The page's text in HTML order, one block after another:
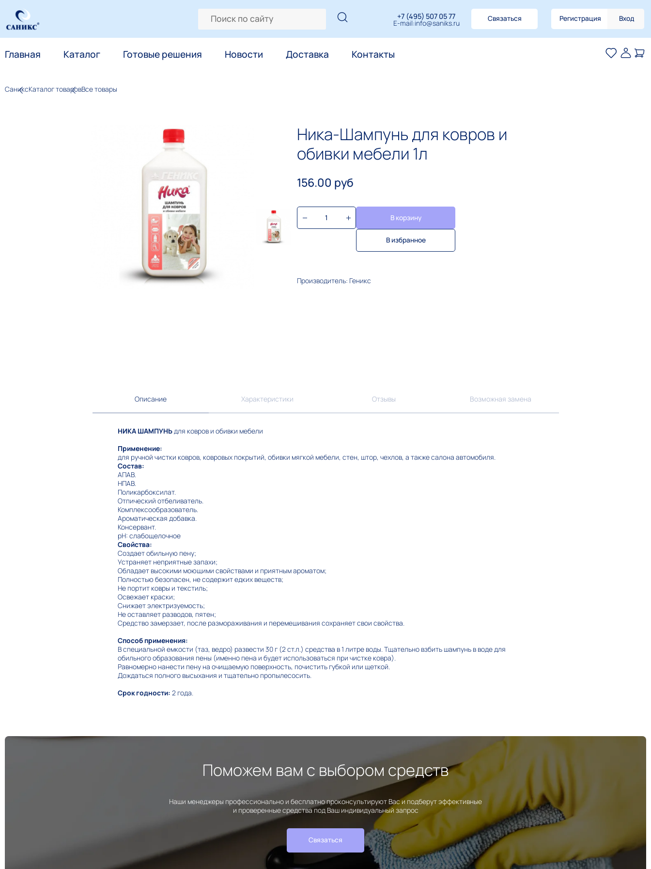
+7 (495) 507 05 77
E-mail:info@saniks.ru Связаться Регистрация Вход
Главная Каталог Готовые решения Новости Доставка Контакты
СаниксКаталог товаровВсе товары
Ника-Шампунь для ковров и
обивки мебели 1л
156.00 руб
В корзину
В избранное
Производитель: Геникс
Описание Характеристики Отзывы Возможная замена
НИКА ШАМПУНЬ для ковров и обивки мебели
Применение:
для ручной чистки ковров, ковровых покрытий, обивки мягкой мебели, стен, штор, чехлов, а также салона автомобиля.
Состав:
АПАВ.
НПАВ.
Поликарбоксилат.
Отпический отбеливатель.
Комплексообразователь.
Ароматическая добавка.
Консервант.
pH: слабощелочное
Свойства:
Создает обильную пену;
Устраняет неприятные запахи;
Обладает высокими моющими свойствами и приятным ароматом;
Полностью безопасен, не содержит едких веществ;
Не портит ковры и текстиль;
Освежает краски;
Снижает электризуемость;
Не оставляет разводов, пятен;
Средство замерзает, после размораживания и перемешивания сохраняет свои свойства.
Способ применения:
В специальной емкости (таз, ведро) развести 30 г (2 ст.л.) средства в 1 литре воды. Тщательно взбить шампунь в воде для
обильного образования пены (именно пена и будет использоваться при чистке ковра).
Равномерно нанести пену на очищаемую поверхность, почистить губкой или щеткой.
Дождаться полного высыхания и тщательно пропылесосить.
Срок годности: 2 года.
Поможем вам с выбором средств
Наши менеджеры профессионально и бесплатно проконсультируют Вас и подберут эффективные
и проверенные средства под Ваш индивидуальный запрос
Связаться